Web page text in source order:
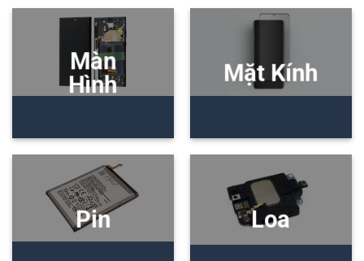
Màn
Hình
Mặt Kính
Pin Loa